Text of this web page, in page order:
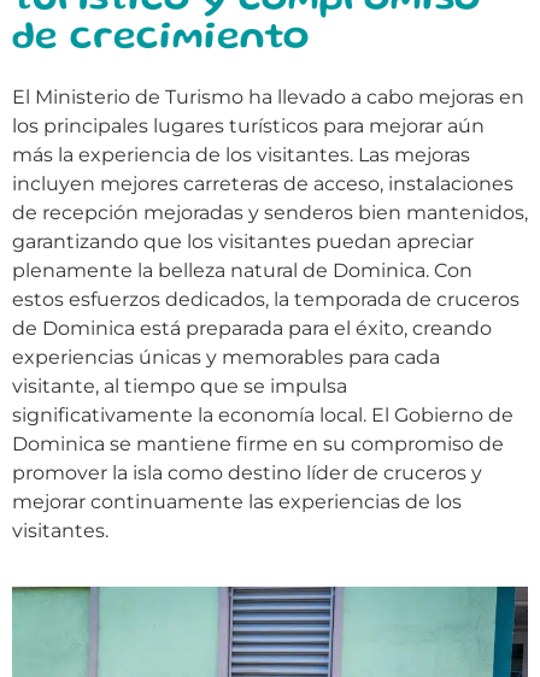
de crecimiento
El Ministerio de Turismo ha llevado a cabo mejoras en
los principales lugares turísticos para mejorar aún
más la experiencia de los visitantes. Las mejoras
incluyen mejores carreteras de acceso, instalaciones
de recepción mejoradas y senderos bien mantenidos,
garantizando que los visitantes puedan apreciar
plenamente la belleza natural de Dominica. Con
estos esfuerzos dedicados, la temporada de cruceros
de Dominica está preparada para el éxito, creando
experiencias únicas y memorables para cada
visitante, al tiempo que se impulsa
significativamente la economía local. El Gobierno de
Dominica se mantiene firme en su compromiso de
promover la isla como destino líder de cruceros y
mejorar continuamente las experiencias de los
visitantes.